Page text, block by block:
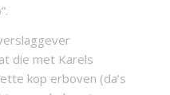
die met Karels
kop erboven (da’s